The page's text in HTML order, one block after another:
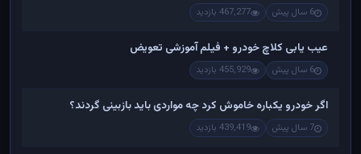
6 سال پیش 467,277 بازدید
عیب یابی کلاچ خودرو + فیلم آموزشی تعویض
6 سال پیش 455,929 بازدید
اگر خودرو یکباره خاموش کرد چه مواردی باید بازبینی گردند؟
7 سال پیش 439,419 بازدید